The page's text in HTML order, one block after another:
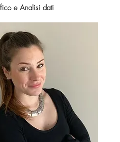
e Analisi dati